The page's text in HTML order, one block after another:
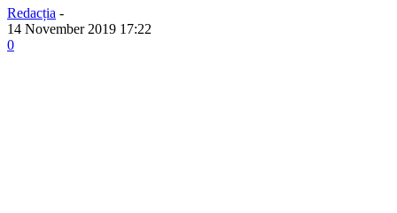
Redacția -
14 November 2019 17:22
0